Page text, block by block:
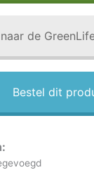
de
Bestel dit